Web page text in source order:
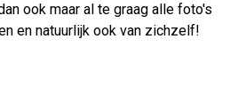
ook maar al te graag alle foto's
en natuurlijk ook van zichzelf!